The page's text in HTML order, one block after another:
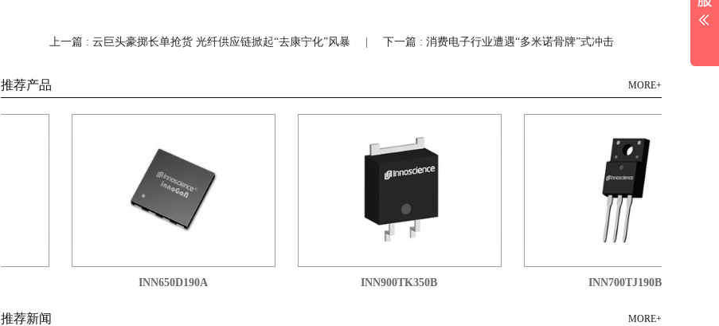
上一篇 : 云巨头豪掷长单抢货 光纤供应链掀起“去康宁化”风暴 下一篇 : 消费电子行业遭遇“多米诺骨牌”式冲击
推荐产品 MORE+
INN650D190A INN900TK350B INN700TJ190B
推荐新闻 MORE+